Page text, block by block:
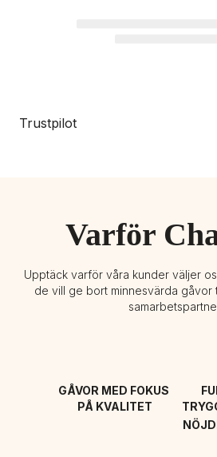
Trustpilot
Varför
Upptäck varför våra kunder väljer
de vill ge bort minnesvärda gåvor
GÅVOR MED FOKUS
PÅ KVALITET